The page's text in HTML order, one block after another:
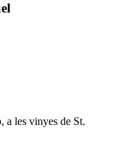
a les vinyes de St.